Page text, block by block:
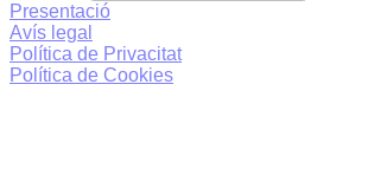
Presentació
Avís legal
Política de Privacitat
Política de Cookies